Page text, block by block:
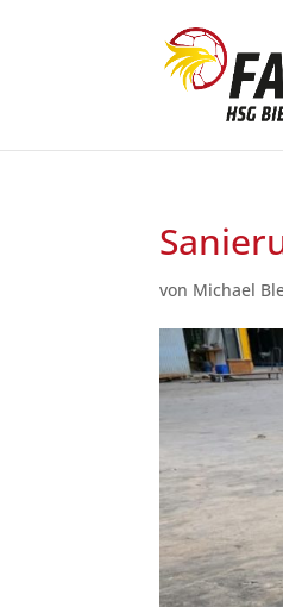
von Michael